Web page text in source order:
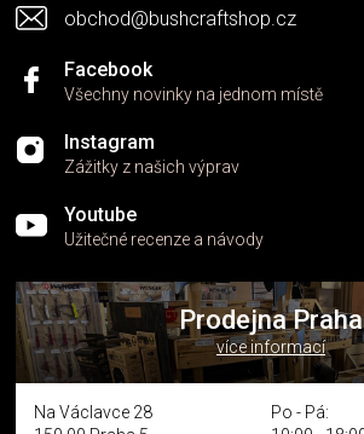
obchod@bushcraftshop.cz
Facebook
Všechny novinky na jednom místě
Instagram
Zážitky z našich výprav
Youtube
Užitečné recenze a návody
Prodejna Praha
více informací
Na Václavce 28
Po - Pá: